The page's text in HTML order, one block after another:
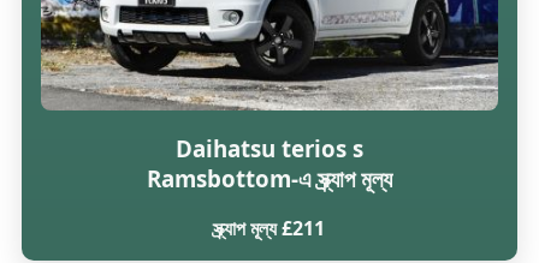
Daihatsu terios s
Ramsbottom-এ স্ক্র্যাপ মূল্য
স্ক্র্যাপ মূল্য £211